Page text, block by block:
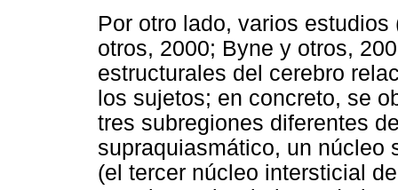
Por otro lado, varios
otros, 2000; Byne y otros,
estructurales del cerebro
los sujetos; en concreto, se
tres subregiones diferentes
supraquiasmático, un núcleo
(el tercer núcleo intersticial